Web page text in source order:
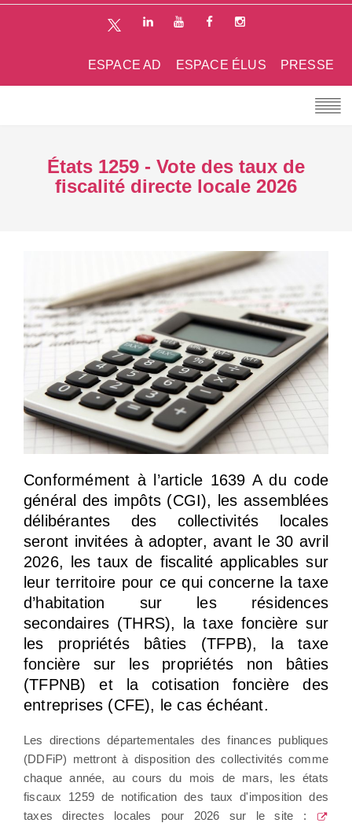
PRESSE
ESPACE ÉLUS
ESPACE AD
États 1259 - Vote des taux de
fiscalité directe locale 2026
Conformément à l’article 1639 A du code
général des impôts (CGI), les assemblées
délibérantes des collectivités locales
seront invitées à adopter, avant le 30 avril
2026, les taux de fiscalité applicables sur
leur territoire pour ce qui concerne la taxe
d’habitation sur les résidences
secondaires (THRS), la taxe foncière sur
les propriétés bâties (TFPB), la taxe
foncière sur les propriétés non bâties
(TFPNB) et la cotisation foncière des
entreprises (CFE), le cas échéant.
Les directions départementales des finances publiques
(DDFiP) mettront à disposition des collectivités comme
chaque année, au cours du mois de mars, les états
fiscaux 1259 de notification des taux d'imposition des
taxes directes locales pour 2026 sur le site :